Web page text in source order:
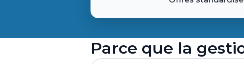
Parce que la